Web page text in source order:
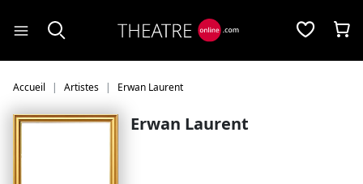
Accueil Artistes Erwan Laurent
Erwan Laurent